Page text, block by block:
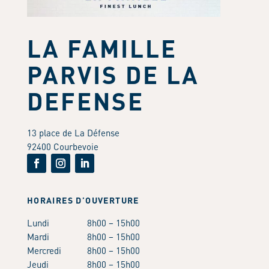
LA FAMILLE
PARVIS DE LA
DEFENSE
13 place de La Défense
92400 Courbevoie
HORAIRES D’OUVERTURE
Lundi
8h00 – 15h00
Mardi
8h00 – 15h00
Mercredi
8h00 – 15h00
Jeudi
8h00 – 15h00